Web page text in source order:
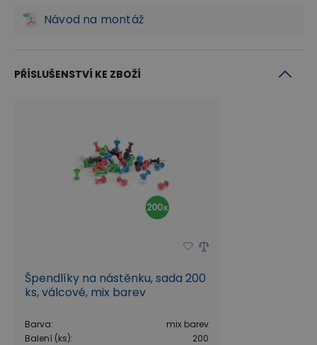
Návod na montáž
PŘÍSLUŠENSTVÍ KE ZBOŽÍ
Špendlíky na nástěnku, sada 200
ks, válcové, mix barev
Barva:
mix barev
Balení (ks): 200